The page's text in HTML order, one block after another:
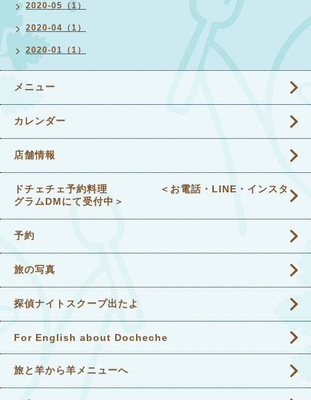
2020-05（1）
2020-04（1）
2020-01（1）
メニュー
カレンダー
店舗情報
ドチェチェ予約料理 ＜お電話・LINE・インスタ
グラムDMにて受付中＞
予約
旅の写真
探偵ナイトスクープ出たよ
For English about Docheche
旅と羊から羊メニューへ